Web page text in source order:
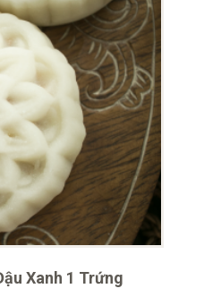
Xanh 1 Trứng